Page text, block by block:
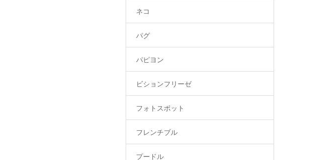
ネコ
パグ
パピヨン
ビションフリーゼ
フォトスポット
フレンチブル
プードル